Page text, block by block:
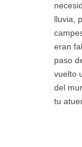
lluvia,
eran
paso
vuelto
del
tu